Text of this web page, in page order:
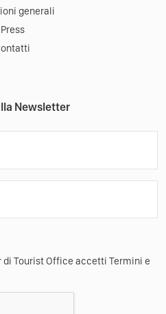
generali
Press
Newsletter
Tourist Office accetti Termini e